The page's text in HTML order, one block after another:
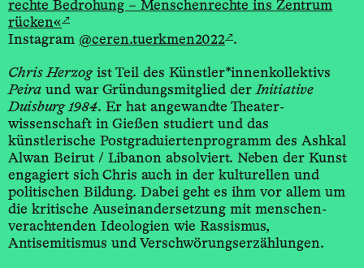
rechte Bedrohung – Menschenrechte ins Zentrum
rücken« ↗
Instagram @ceren.tuerkmen2022↗.
Chris Herzogist Teil des Künstler*­innen­kollektivs
Peira und war Gründungs­mitglied derInitiative
Duisburg 1984. Er hat angewandte Theater­
wissenschaft in Gießen studiert und das
künstlerische Postgraduierten­programm des Ashkal
Alwan Beirut / Libanon absolviert. Neben der Kunst
engagiert sich Chris auch in der kulturellen und
politischen Bildung. Dabei geht es ihm vor allem um
die kritische Auseinandersetzung mit menschen­
verachtenden Ideologien wie Rassismus,
Antisemitismus und Verschwörungs­erzählungen.